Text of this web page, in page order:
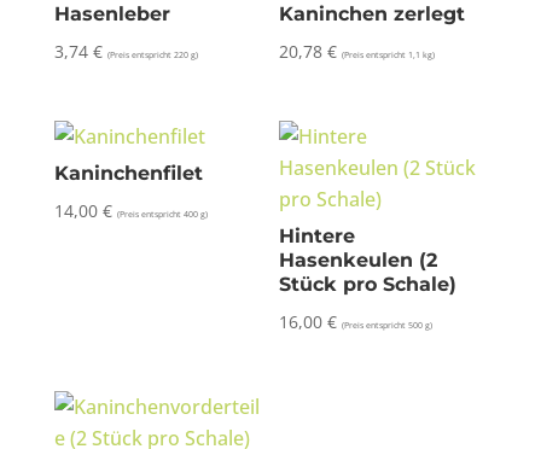
Hasenleber
3,74 € (Preis entspricht 220 g)
Kaninchen zerlegt
20,78€ (Preis entspricht 1,1 kg)
Kaninchenfilet
14,00 € (Preis entspricht 400 g)
Hintere
Hasenkeulen (2
Stück pro Schale)
16,00€ (Preis entspricht 500 g)